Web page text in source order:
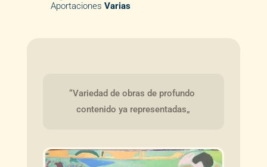
Aportaciones Varias
“Variedad de obras de profundo
contenido ya representadas„